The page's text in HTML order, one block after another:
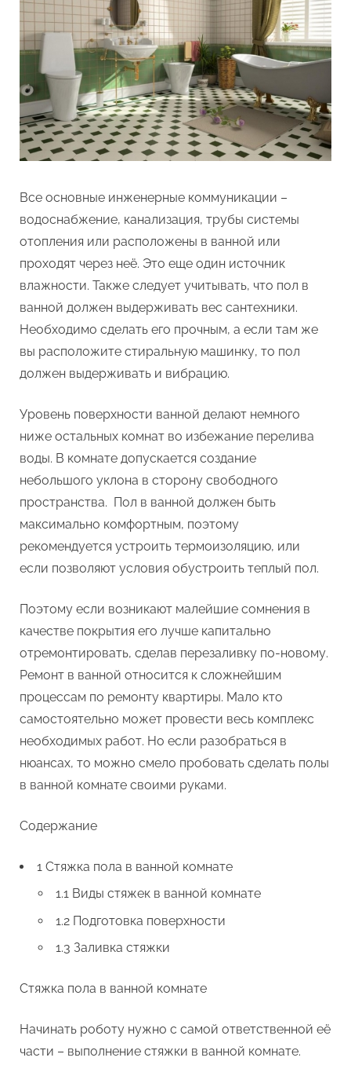
Все основные инженерные коммуникации –
водоснабжение, канализация, трубы системы
отопления или расположены в ванной или
проходят через неё. Это еще один источник
влажности. Также следует учитывать, что пол в
ванной должен выдерживать вес сантехники.
Необходимо сделать его прочным, а если там же
вы расположите стиральную машинку, то пол
должен выдерживать и вибрацию.
Уровень поверхности ванной делают немного
ниже остальных комнат во избежание перелива
воды. В комнате допускается создание
небольшого уклона в сторону свободного
пространства. Пол в ванной должен быть
максимально комфортным, поэтому
рекомендуется устроить термоизоляцию, или
если позволяют условия обустроить теплый пол.
Поэтому если возникают малейшие сомнения в
качестве покрытия его лучше капитально
отремонтировать, сделав перезаливку по-новому.
Ремонт в ванной относится к сложнейшим
процессам по ремонту квартиры. Мало кто
самостоятельно может провести весь комплекс
необходимых работ. Но если разобраться в
нюансах, то можно смело пробовать сделать полы
в ванной комнате своими руками.
Содержание
1 Стяжка пола в ванной комнате
1.1 Виды стяжек в ванной комнате
1.2 Подготовка поверхности
1.3 Заливка стяжки
Стяжка пола в ванной комнате
Начинать роботу нужно с самой ответственной её
части – выполнение стяжки в ванной комнате.